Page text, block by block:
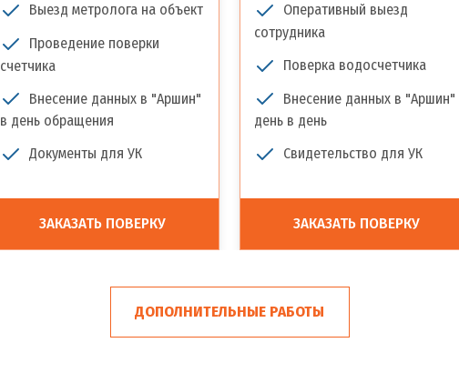
Выезд метролога на объект
Проведение поверки
счетчика
Внесение данных в "Аршин"
в день обращения
Документы для УК
ЗАКАЗАТЬ ПОВЕРКУ
Оперативный выезд
сотрудника
Поверка водосчетчика
Внесение данных в "Аршин"
день в день
Свидетельство для УК
ЗАКАЗАТЬ ПОВЕРКУ
ДОПОЛНИТЕЛЬНЫЕ РАБОТЫ